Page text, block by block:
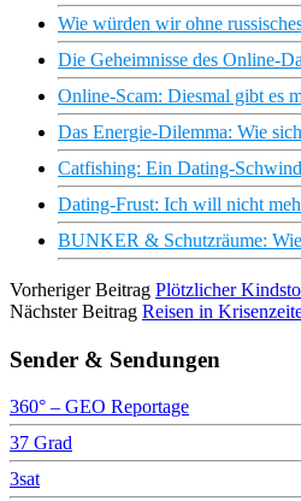
Wie würden wir ohne
Die Geheimnisse des Online-
Online-Scam: Diesmal gibt es
Das Energie-Dilemma: Wie
Catfishing: Ein Dating-
Dating-Frust: Ich will nicht
BUNKER & Schutzräume:
Vorheriger Beitrag Plötzlicher
Nächster Beitrag Reisen in
Sender & Sendungen
360° – GEO Reportage
37 Grad
3sat